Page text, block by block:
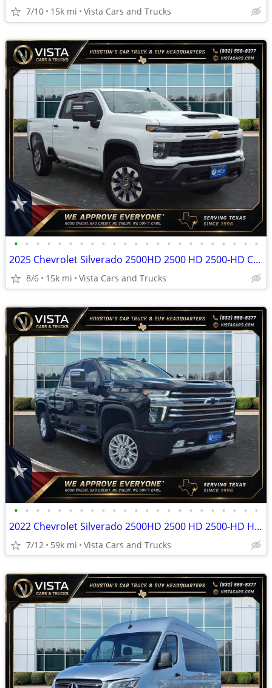
7/10 15k mi Vista Cars and Trucks
• • • • • • • • • • • • • • • • • • • • • • •
2025 Chevrolet Silverado 2500HD 2500 HD 2500-HD Custom
8/6 15k mi Vista Cars and Trucks
• • • • • • • • • • • • • • • • • • • • • • •
2022 Chevrolet Silverado 2500HD 2500 HD 2500-HD High Country
7/12 59k mi Vista Cars and Trucks